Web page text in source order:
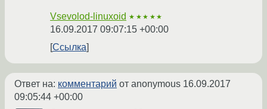
Vsevolod-linuxoid ★★★★★
16.09.2017 09:07:15 +00:00
Ссылка
Ответ на: комментарий от anonymous 16.09.2017
09:05:44 +00:00